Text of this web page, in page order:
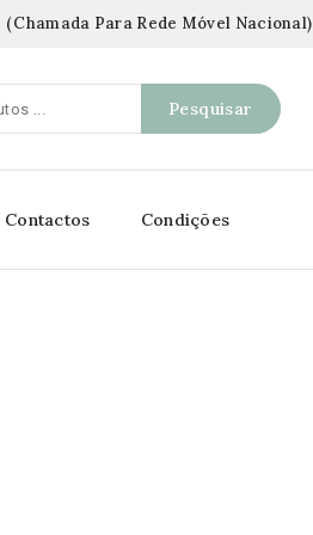
(Chamada Para Rede Móvel Nacional)
Pesquisar
Contactos Condições